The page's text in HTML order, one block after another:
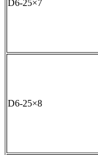
D6-25×7
D6-25×8